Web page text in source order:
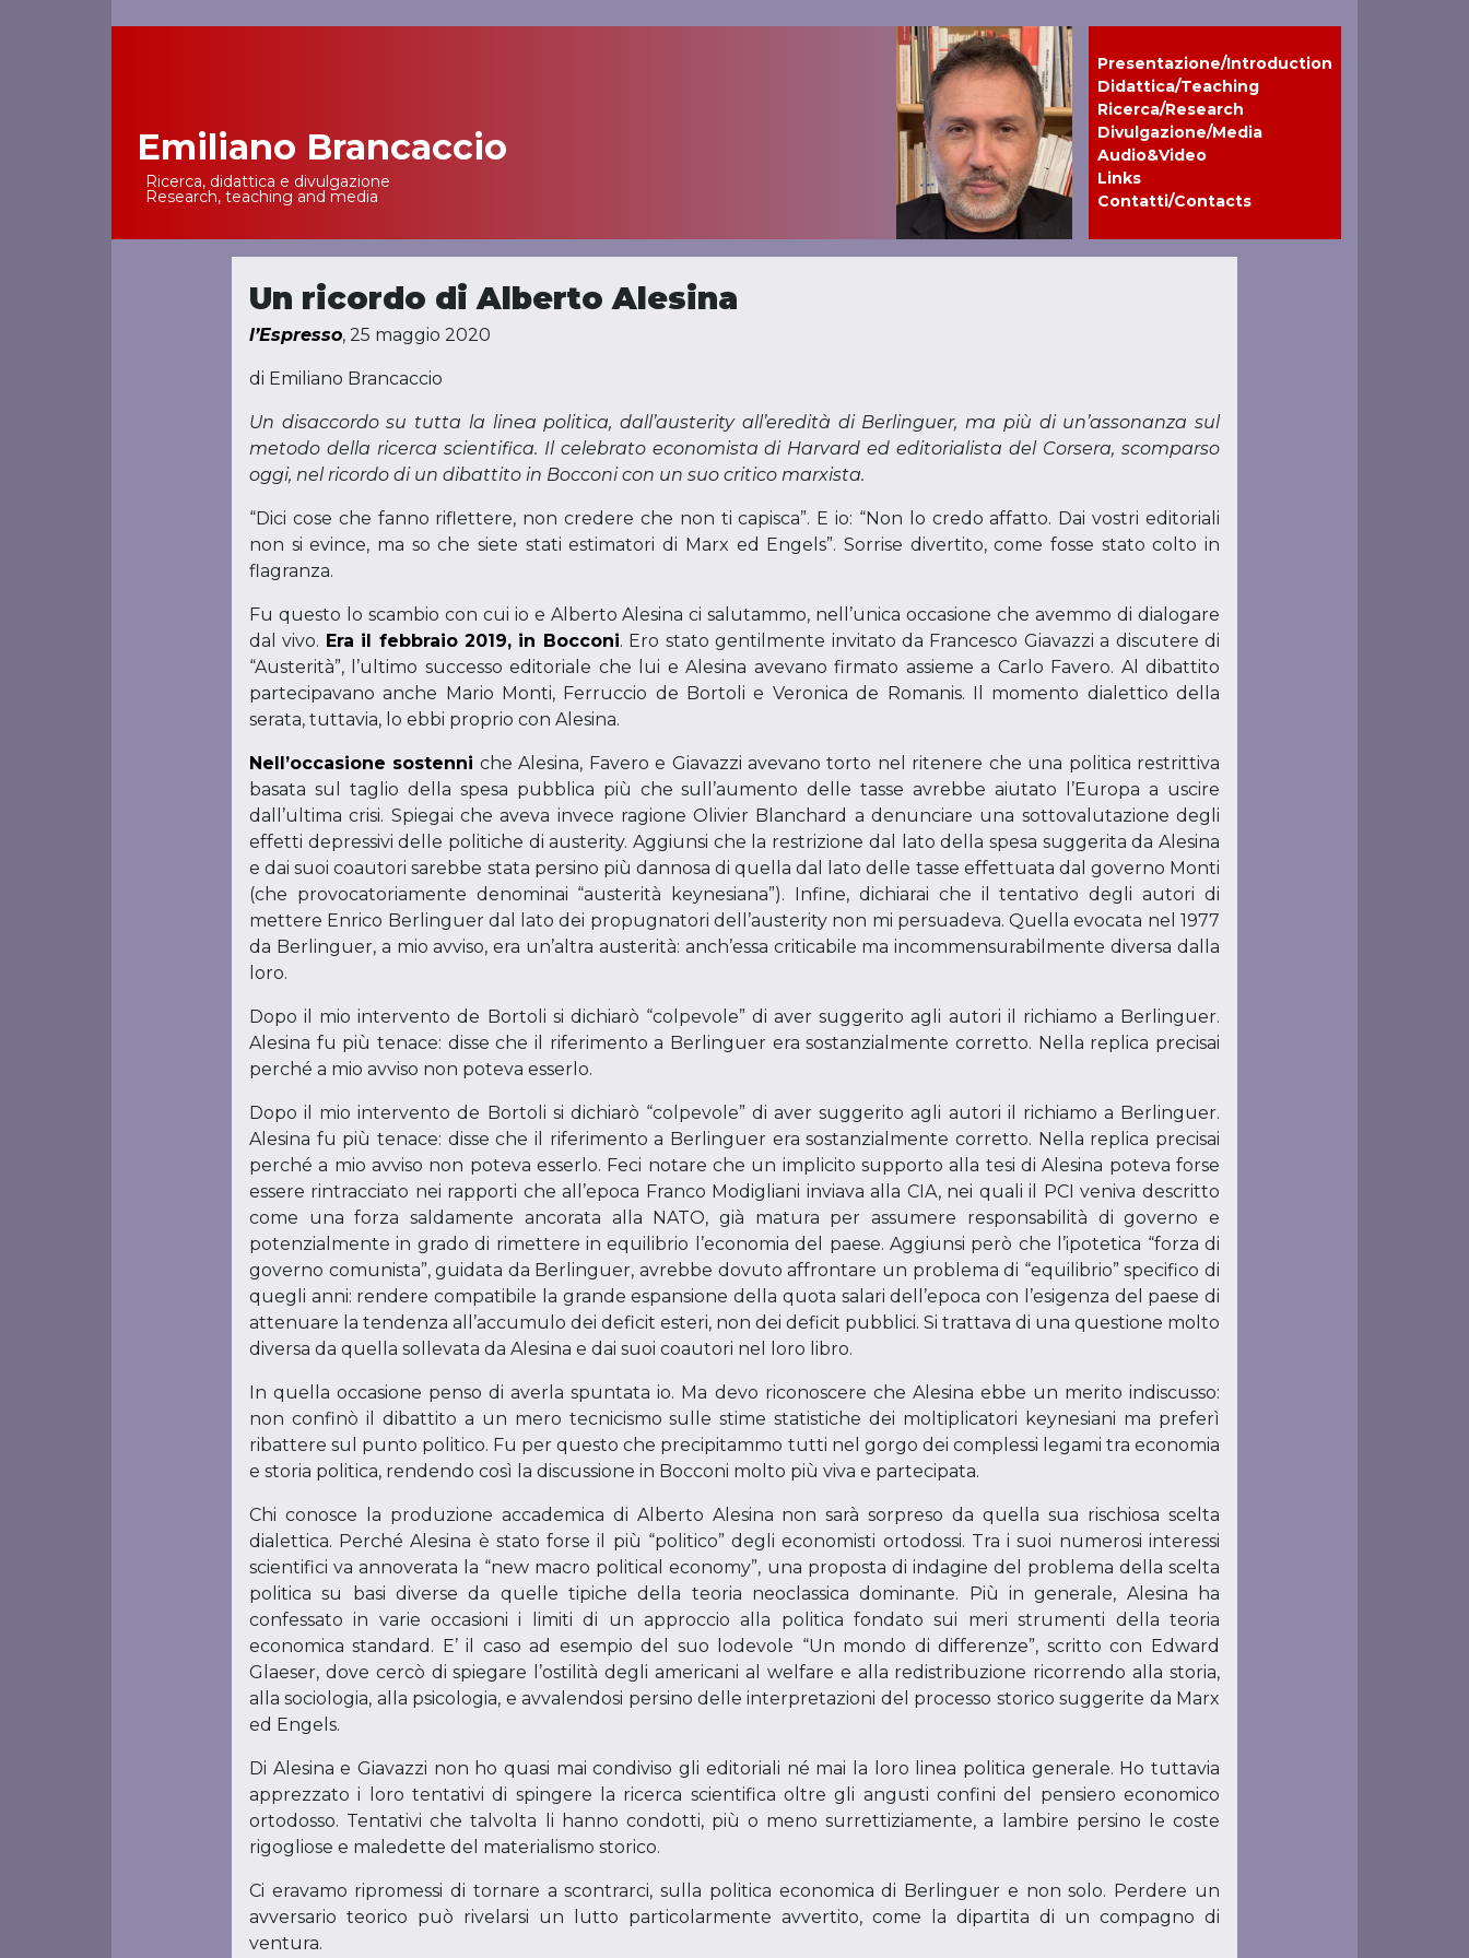
Main NavigationEmiliano Brancaccio
Ricerca, didattica e divulgazione
Research, teaching and media
Presentazione/Introduction
Didattica/Teaching
Ricerca/Research
Divulgazione/Media
Audio&Video
Links
Contatti/Contacts
Un ricordo di Alberto Alesina
l’Espresso, 25 maggio 2020
di Emiliano Brancaccio
Un disaccordo su tutta la linea politica, dall’austerity all’eredità di Berlinguer, ma più di un’assonanza sul
metodo della ricerca scientifica. Il celebrato economista di Harvard ed editorialista del Corsera, scomparso
oggi, nel ricordo di un dibattito in Bocconi con un suo critico marxista.
“Dici cose che fanno riflettere, non credere che non ti capisca”. E io: “Non lo credo affatto. Dai vostri editoriali
non si evince, ma so che siete stati estimatori di Marx ed Engels”. Sorrise divertito, come fosse stato colto in
flagranza.
Fu questo lo scambio con cui io e Alberto Alesina ci salutammo, nell’unica occasione che avemmo di dialogare
dal vivo. Era il febbraio 2019, in Bocconi. Ero stato gentilmente invitato da Francesco Giavazzi a discutere di
“Austerità”, l’ultimo successo editoriale che lui e Alesina avevano firmato assieme a Carlo Favero. Al dibattito
partecipavano anche Mario Monti, Ferruccio de Bortoli e Veronica de Romanis. Il momento dialettico della
serata, tuttavia, lo ebbi proprio con Alesina.
Nell’occasione sostenni che Alesina, Favero e Giavazzi avevano torto nel ritenere che una politica restrittiva
basata sul taglio della spesa pubblica più che sull’aumento delle tasse avrebbe aiutato l’Europa a uscire
dall’ultima crisi. Spiegai che aveva invece ragione Olivier Blanchard a denunciare una sottovalutazione degli
effetti depressivi delle politiche di austerity. Aggiunsi che la restrizione dal lato della spesa suggerita da Alesina
e dai suoi coautori sarebbe stata persino più dannosa di quella dal lato delle tasse effettuata dal governo Monti
(che provocatoriamente denominai “austerità keynesiana”). Infine, dichiarai che il tentativo degli autori di
mettere Enrico Berlinguer dal lato dei propugnatori dell’austerity non mi persuadeva. Quella evocata nel 1977
da Berlinguer, a mio avviso, era un’altra austerità: anch’essa criticabile ma incommensurabilmente diversa dalla
loro.
Dopo il mio intervento de Bortoli si dichiarò “colpevole” di aver suggerito agli autori il richiamo a Berlinguer.
Alesina fu più tenace: disse che il riferimento a Berlinguer era sostanzialmente corretto. Nella replica precisai
perché a mio avviso non poteva esserlo.
Dopo il mio intervento de Bortoli si dichiarò “colpevole” di aver suggerito agli autori il richiamo a Berlinguer.
Alesina fu più tenace: disse che il riferimento a Berlinguer era sostanzialmente corretto. Nella replica precisai
perché a mio avviso non poteva esserlo. Feci notare che un implicito supporto alla tesi di Alesina poteva forse
essere rintracciato nei rapporti che all’epoca Franco Modigliani inviava alla CIA, nei quali il PCI veniva descritto
come una forza saldamente ancorata alla NATO, già matura per assumere responsabilità di governo e
potenzialmente in grado di rimettere in equilibrio l’economia del paese. Aggiunsi però che l’ipotetica “forza di
governo comunista”, guidata da Berlinguer, avrebbe dovuto affrontare un problema di “equilibrio” specifico di
quegli anni: rendere compatibile la grande espansione della quota salari dell’epoca con l’esigenza del paese di
attenuare la tendenza all’accumulo dei deficit esteri, non dei deficit pubblici. Si trattava di una questione molto
diversa da quella sollevata da Alesina e dai suoi coautori nel loro libro.
In quella occasione penso di averla spuntata io. Ma devo riconoscere che Alesina ebbe un merito indiscusso:
non confinò il dibattito a un mero tecnicismo sulle stime statistiche dei moltiplicatori keynesiani ma preferì
ribattere sul punto politico. Fu per questo che precipitammo tutti nel gorgo dei complessi legami tra economia
e storia politica, rendendo così la discussione in Bocconi molto più viva e partecipata.
Chi conosce la produzione accademica di Alberto Alesina non sarà sorpreso da quella sua rischiosa scelta
dialettica. Perché Alesina è stato forse il più “politico” degli economisti ortodossi. Tra i suoi numerosi interessi
scientifici va annoverata la “new macro political economy”, una proposta di indagine del problema della scelta
politica su basi diverse da quelle tipiche della teoria neoclassica dominante. Più in generale, Alesina ha
confessato in varie occasioni i limiti di un approccio alla politica fondato sui meri strumenti della teoria
economica standard. E’ il caso ad esempio del suo lodevole “Un mondo di differenze”, scritto con Edward
Glaeser, dove cercò di spiegare l’ostilità degli americani al welfare e alla redistribuzione ricorrendo alla storia,
alla sociologia, alla psicologia, e avvalendosi persino delle interpretazioni del processo storico suggerite da Marx
ed Engels.
Di Alesina e Giavazzi non ho quasi mai condiviso gli editoriali né mai la loro linea politica generale. Ho tuttavia
apprezzato i loro tentativi di spingere la ricerca scientifica oltre gli angusti confini del pensiero economico
ortodosso. Tentativi che talvolta li hanno condotti, più o meno surrettiziamente, a lambire persino le coste
rigogliose e maledette del materialismo storico.
Ci eravamo ripromessi di tornare a scontrarci, sulla politica economica di Berlinguer e non solo. Perdere un
avversario teorico può rivelarsi un lutto particolarmente avvertito, come la dipartita di un compagno di
ventura.